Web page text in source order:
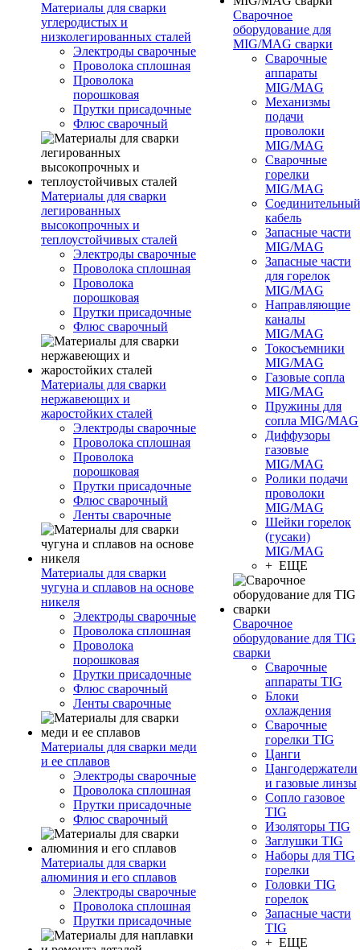
Материалы для сварки
углеродистых и
низколегированных сталей
Электроды сварочные
Проволока сплошная
Проволока
порошковая
Прутки присадочные
Флюс сварочный
Материалы для сварки
легированных
высокопрочных и
теплоустойчивых сталей
Электроды сварочные
Проволока сплошная
Проволока
порошковая
Прутки присадочные
Флюс сварочный
Материалы для сварки
нержавеющих и
жаростойких сталей
Электроды сварочные
Проволока сплошная
Проволока
порошковая
Прутки присадочные
Флюс сварочный
Ленты сварочные
Материалы для сварки
чугуна и сплавов на основе
никеля
Электроды сварочные
Проволока сплошная
Проволока
порошковая
Прутки присадочные
Флюс сварочный
Ленты сварочные
Материалы для сварки меди
и ее сплавов
Электроды сварочные
Проволока сплошная
Прутки присадочные
Флюс сварочный
Материалы для сварки
алюминия и его сплавов
Электроды сварочные
Проволока сплошная
Прутки присадочные
Сварочное
оборудование для
MIG/MAG сварки
Сварочные
аппараты
MIG/MAG
Механизмы
подачи
проволоки
MIG/MAG
Сварочные
горелки
MIG/MAG
Соединительный
кабель
Запасные части
MIG/MAG
Запасные части
для горелок
MIG/MAG
Направляющие
каналы
MIG/MAG
Токосъемники
MIG/MAG
Газовые сопла
MIG/MAG
Пружины для
сопла MIG/MAG
Диффузоры
газовые
MIG/MAG
Ролики подачи
проволоки
MIG/MAG
Шейки горелок
(гусаки)
MIG/MAG
+ ЕЩЕ
Сварочное
оборудование для TIG
сварки
Сварочные
аппараты TIG
Блоки
охлаждения
Сварочные
горелки TIG
Цанги
Цангодержатели
и газовые линзы
Сопло газовое
TIG
Изоляторы TIG
Заглушки TIG
Наборы для TIG
горелки
Головки TIG
горелок
Запасные части
TIG
+ ЕЩЕ